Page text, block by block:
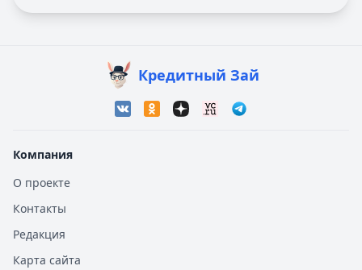
Кредитный Зай
Компания
О проекте
Контакты
Редакция
Карта сайта